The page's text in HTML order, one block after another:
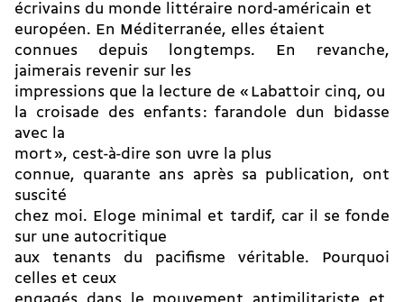
écrivains du monde littéraire nord-américain et
européen. En Méditerranée, elles étaient
connues depuis longtemps. En revanche,
jaimerais revenir sur les
impressions que la lecture de « Labattoir cinq, ou
la croisade des enfants : farandole dun bidasse
avec la
mort », cest-à-dire son uvre la plus
connue, quarante ans après sa publication, ont
suscité
chez moi. Eloge minimal et tardif, car il se fonde
sur une autocritique
aux tenants du pacifisme véritable. Pourquoi
celles et ceux